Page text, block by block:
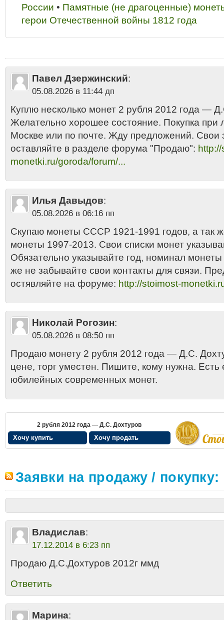
России • Памятные (не драгоценные)
герои Отечественной войны 1812 года
в гривні грвнах Украина•2 рубля 2012 Д.С. Дохтуров•2 рубля 2012
Монеты «Полководцы и герои Отечественной войны 1812 года»
монеты России•Памятные монеты России 2012
Павел Дзержинский:
05.08.2026 в 11:44 дп
Куплю несколько монет 2 рубля 2012 года —
Желательно хорошее состояние. Покупка при
Москве или по почте. Жду предложений. Свои
оставляйте в разделе форума "Продаю":
monetki.ru/goroda/forum/...
Илья Давыдов:
05.08.2026 в 06:16 пп
Скупаю монеты СССР 1921-1991 годов, а так
монеты 1997-2013. Свои списки монет
Обязательно указывайте год, номинал монеты
же не забывайте свои контакты для связи.
остявляйте на форуме: http://stoimost-
Николай Рогозин:
05.08.2026 в 08:50 пп
Продаю монету 2 рубля 2012 года — Д.С.
цене, торг уместен. Пишите, кому нужна.
юбилейных современных монет.
2 рубля 2012 года — Д.С. Дохтуров
Хочу купить Хочу продать
Заявки на продажу / покупку:
Владислав:
17.12.2014 в 6:23 пп
Продаю Д.С.Дохтуров 2012г ммд
Ответить
Марина: